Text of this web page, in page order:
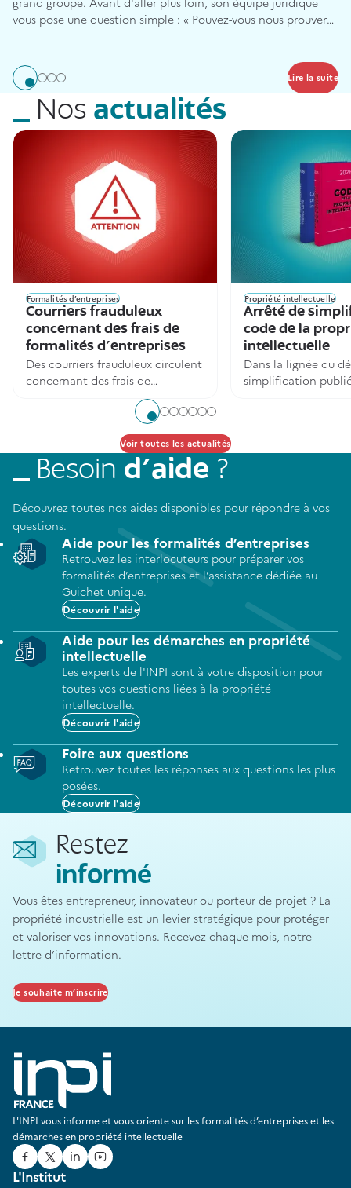
vous pose une question simple : « Pouvez-vous nous prouver
Lire la suite
Aller à l'élément 1
Aller à l'élément 2
Aller à l'élément 3
Aller à l'élément 4
Nos actualités
Courriers frauduleux
concernant des frais de
formalités d'entreprises
Des courriers frauduleux circulent
concernant des frais de
formalités d'entreprises.
Formalités d’entreprises
Arrêté de
code de la
intellectuelle
Dans la lignée du
simplification
Propriété intellectuelle
Aller à l'élément 1
Aller à l'élément 2
Aller à l'élément 3
Aller à l'élément 4
Aller à l'élément 5
Aller à l'élément 6
Aller à l'élément 7
Voir toutes les actualités
Besoin d’aide ?
Découvrez toutes nos aides disponibles pour répondre à vos
questions.
Aide pour les formalités d’entreprises
Retrouvez les interlocuteurs pour préparer vos
formalités d’entreprises et l’assistance dédiée au
Guichet unique.
Découvrir l'aide
Aide pour les démarches en propriété
intellectuelle
Les experts de l'INPI sont à votre disposition pour
toutes vos questions liées à la propriété
intellectuelle.
Découvrir l'aide
Foire aux questions
Retrouvez toutes les réponses aux questions les plus
posées.
Découvrir l'aide
Restez
informé
Vous êtes entrepreneur, innovateur ou porteur de projet ? La
propriété industrielle est un levier stratégique pour protéger
et valoriser vos innovations. Recevez chaque mois, notre
lettre d’information.
Je souhaite m’inscrire
L'INPI vous informe et vous oriente sur les formalités d’entreprises et les
démarches en propriété intellectuelle
Facebook
TwitterLinked In
Youtube
L'Institut